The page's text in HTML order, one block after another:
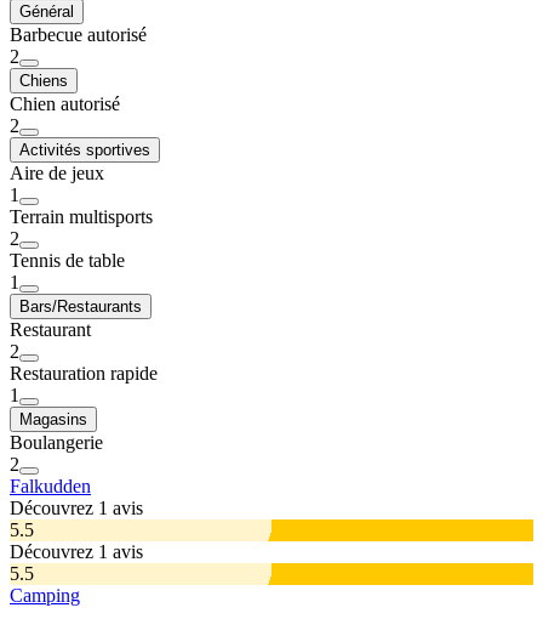
Général
Barbecue autorisé
2
Chiens
Chien autorisé
2
Activités sportives
Aire de jeux
1
Terrain multisports
2
Tennis de table
1
Bars/Restaurants
Restaurant
2
Restauration rapide
1
Magasins
Boulangerie
2
Falkudden
Découvrez 1 avis
5.5
Découvrez 1 avis
5.5
Camping